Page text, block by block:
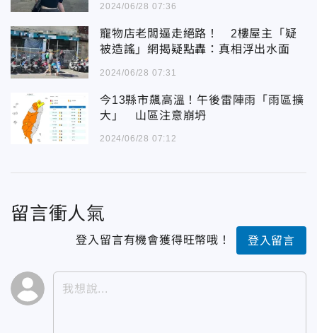
2024/06/28 07:36
寵物店老闆逼走絕路！ 2樓屋主「疑
被造謠」網揭疑點轟：真相浮出水面
2024/06/28 07:31
今13縣市飆高溫！午後雷陣雨「雨區擴
大」 山區注意崩坍
2024/06/28 07:12
留言衝人氣
登入留言有機會獲得旺幣哦！ 登入留言